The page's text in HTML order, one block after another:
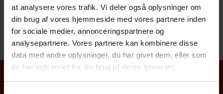
at analysere vores trafik. Vi deler også oplysninger om
din brug af vores hjemmeside med vores partnere inden
for sociale medier, annonceringspartnere og
analysepartnere. Vores partnere kan kombinere disse
data med andre oplysninger, du har givet dem, eller som
de har indsamlet fra din brug af deres tjenester.